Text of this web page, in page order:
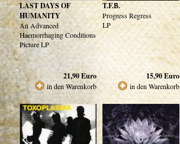
LAST DAYS OF
HUMANITY
An Advanced
Haemorrhaging Conditions
Picture LP
21,90Euro
in den Warenkorb
T.F.B.
Progress Regress
LP
15,90Euro
in den Warenkorb